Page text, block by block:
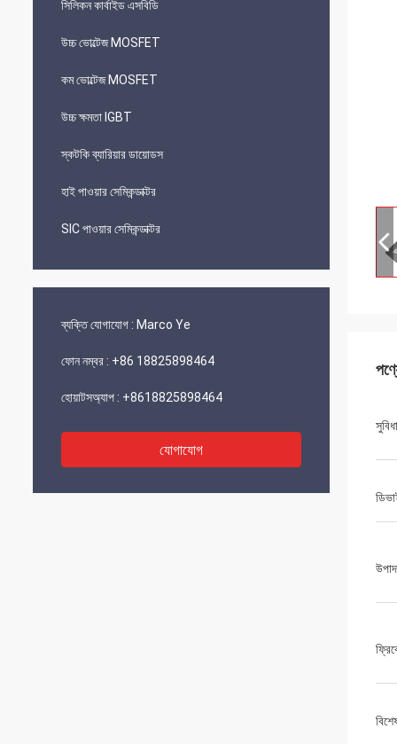
সিলিকন কার্বাইড এসবিডি
উচ্চ ভোল্টেজ MOSFET
কম ভোল্টেজ MOSFET
উচ্চ ক্ষমতা IGBT
স্কটকি ব্যারিয়ার ডায়োডস
হাই পাওয়ার সেমিকন্ডাক্টর
SIC পাওয়ার সেমিকন্ডাক্টর
ব্যক্তি যোগাযোগ : Marco Ye
ফোন নম্বর : +86 18825898464
হোয়াটসঅ্যাপ : +8618825898464
যোগাযোগ